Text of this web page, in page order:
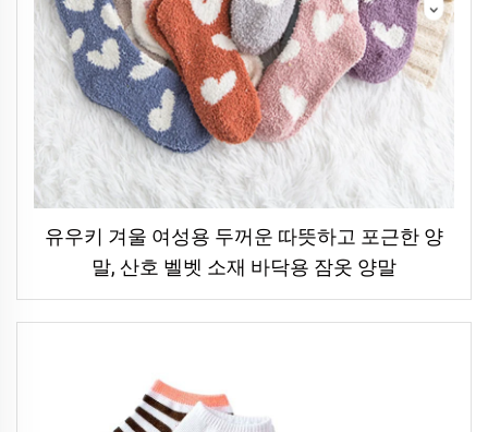
유우키 겨울 여성용 두꺼운 따뜻하고 포근한 양
말, 산호 벨벳 소재 바닥용 잠옷 양말